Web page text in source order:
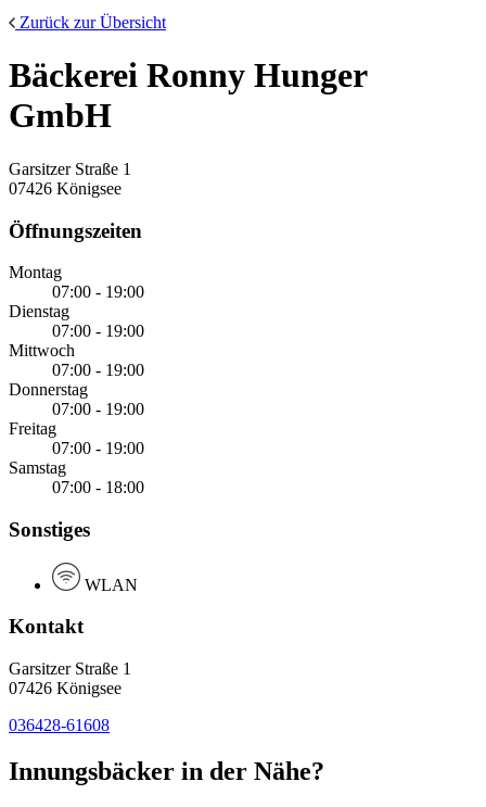
Zurück zur Übersicht
Bäckerei Ronny Hunger
GmbH
Garsitzer Straße 1
07426 Königsee
Öffnungszeiten
Montag
07:00 - 19:00
Dienstag
07:00 - 19:00
Mittwoch
07:00 - 19:00
Donnerstag
07:00 - 19:00
Freitag
07:00 - 19:00
Samstag
07:00 - 18:00
Sonstiges
WLAN
Kontakt
Garsitzer Straße 1
07426 Königsee
036428-61608
Innungsbäcker in der Nähe?